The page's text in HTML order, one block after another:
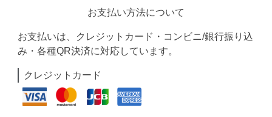
お支払い方法について
お支払いは、クレジットカード・コンビニ/銀行振り込
み・各種QR決済に対応しています。
クレジットカード